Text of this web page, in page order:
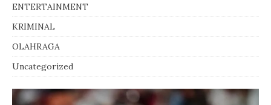
ENTERTAINMENT
KRIMINAL
OLAHRAGA
Uncategorized